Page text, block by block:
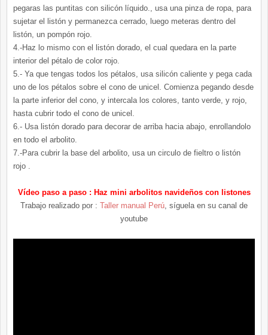
pegaras las puntitas con silicón líquido., usa una pinza de ropa, para
sujetar el listón y permanezca cerrado, luego meteras dentro del
listón, un pompón rojo.
4.-Haz lo mismo con el listón dorado, el cual quedara en la parte
interior del pétalo de color rojo.
5.- Ya que tengas todos los pétalos, usa silicón caliente y pega cada
uno de los pétalos sobre el cono de unicel. Comienza pegando desde
la parte inferior del cono, y intercala los colores, tanto verde, y rojo,
hasta cubrir todo el cono de unicel.
6.- Usa listón dorado para decorar de arriba hacia abajo, enrollandolo
en todo el arbolito.
7.-Para cubrir la base del arbolito, usa un circulo de fieltro o listón
rojo .
Vídeo paso a paso : Haz mini arbolitos navideños con listones
Trabajo realizado por : Taller manual Perú , síguela en su canal de
youtube